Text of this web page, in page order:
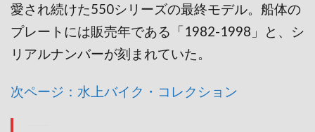
愛され続けた550シリーズの最終モデル。船体の
プレートには販売年である「1982-1998」と、シ
リアルナンバーが刻まれていた。
次ページ：水上バイク・コレクション